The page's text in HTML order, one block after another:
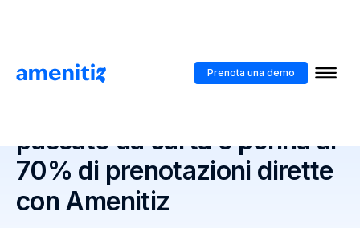
Prenota una demo
70% di prenotazioni dirette con Amenitiz
passato da carta e penna al
70% di prenotazioni dirette
con Amenitiz